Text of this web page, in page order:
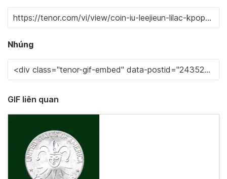
Nhúng
GIF liên quan